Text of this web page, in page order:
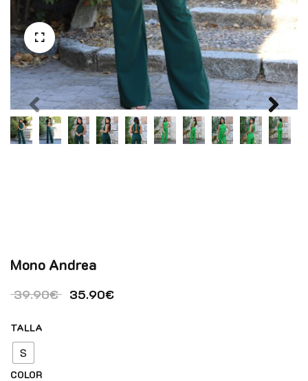
Mono Andrea
39.90€ El precio original era: 39.90€.
35.90€El precio actual es: 35.90€.
TALLA
S
COLOR